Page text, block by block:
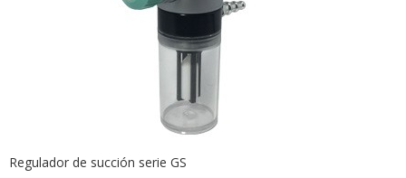
Regulador de succión serie GS